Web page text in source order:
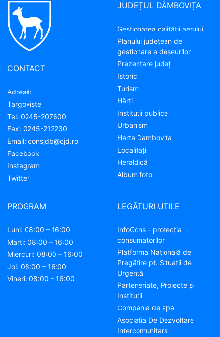
CONTACT
Adresă:
Targoviste
Tel: 0245-207600
Fax: 0245-212230
Email: consjdb@cjd.ro
Facebook
Instagram
Twitter
JUDEȚUL DÂMBOVIȚA
Gestionarea calității aerului
Planului județean de
gestionare a deșeurilor
Prezentare judeţ
Istoric
Turism
Hărţi
Instituţii publice
Urbanism
Harta Dambovita
Localitaţi
Heraldică
Album foto
LEGĂTURI UTILE
InfoCons - protecția
consumatorilor
Platforma Națională de
Pregătire pt. Situații de
Urgență
Parteneriate, Proiecte și
Instituții
Compania de apa
Asociatia De Dezvoltare
Intercomunitara
PROGRAM
Luni: 08:00 – 16:00
Marți: 08:00 – 16:00
Miercuri: 08:00 – 16:00
Joi: 08:00 – 16:00
Vineri: 08:00 – 16:00